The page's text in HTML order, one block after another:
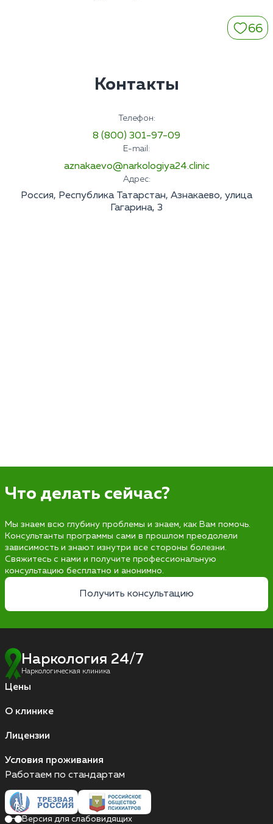
66
Контакты
Телефон:
8 (800) 301-97-09
E-mail:
aznakaevo@narkologiya24.clinic
Адрес:
Россия, Республика Татарстан, Азнакаево, улица
Гагарина, 3
Что делать сейчас?
Мы знаем всю глубину проблемы и знаем, как Вам помочь.
Консультанты программы сами в прошлом преодолели
зависимость и знают изнутри все стороны болезни.
Свяжитесь с нами и получите профессиональную
консультацию бесплатно и анонимно.
Получить консультацию
Наркология 24/7
Наркологическая клиника
Цены
О клинике
Лицензии
Условия проживания
Работаем по стандартам
Версия для слабовидящих